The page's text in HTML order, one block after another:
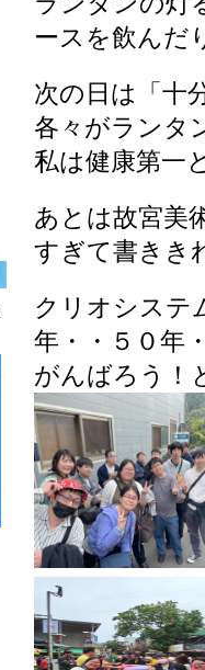
ースを飲んだ
次の日は「十
各々がランタ
私は健康第一
あとは故宮美
すぎて書きき
クリオシステ
年・・５０年
がんばろう！